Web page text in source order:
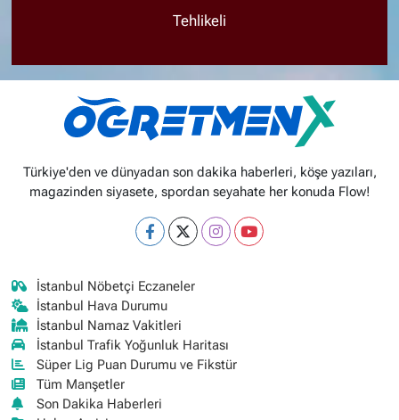
Tehlikeli
Türkiye'den ve dünyadan son dakika haberleri, köşe yazıları,
magazinden siyasete, spordan seyahate her konuda Flow!
İstanbul Nöbetçi Eczaneler
İstanbul Hava Durumu
İstanbul Namaz Vakitleri
İstanbul Trafik Yoğunluk Haritası
Süper Lig Puan Durumu ve Fikstür
Tüm Manşetler
Son Dakika Haberleri